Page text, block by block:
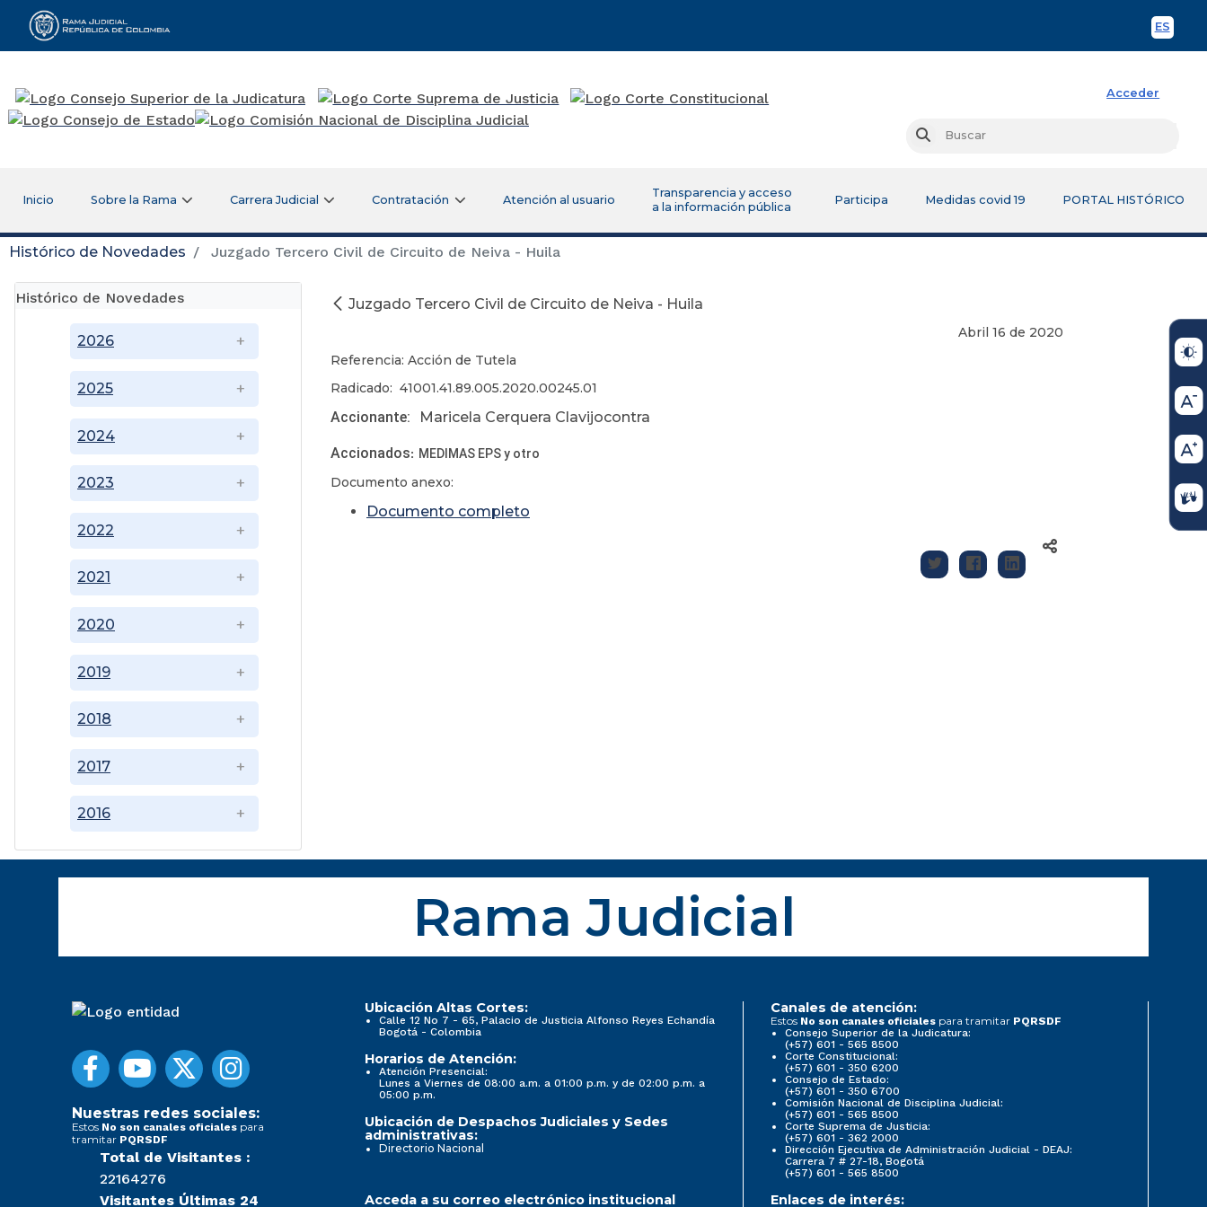
ES
Rama Judicial
Acceder
Buscar
Inicio Sobre la Rama Carrera Judicial Contratación Atención al usuario
Transparencia y acceso
a la información pública
Participa Medidas covid 19 PORTAL HISTÓRICO
Histórico de Novedades Juzgado Tercero Civil de Circuito de Neiva - Huila
Histórico de Novedades
2016
2017
2018
2019
2020
2021
2022
2023
2024
2025
2026
Juzgado Tercero Civil de Circuito de Neiva - Huila
Abril 16 de 2020
Referencia: Acción de Tutela
Radicado: 41001.41.89.005.2020.00245.01
Accionante: Maricela Cerquera Clavijocontra
Accionados: MEDIMAS EPS y otro
Documento anexo:
Documento completo
Rama Judicial
Nuestras redes sociales:
Estos No son canales oficiales para
tramitar PQRSDF
Total de Visitantes :
22164276
Visitantes Últimas 24
Ubicación Altas Cortes:
Calle 12 No 7 - 65, Palacio de Justicia Alfonso Reyes Echandía
Bogotá - Colombia
Horarios de Atención:
Atención Presencial:
Lunes a Viernes de 08:00 a.m. a 01:00 p.m. y de 02:00 p.m. a
05:00 p.m.
Ubicación de Despachos Judiciales y Sedes
administrativas:
Directorio Nacional
Canales de atención:
Estos No son canales oficiales para tramitar PQRSDF
Consejo Superior de la Judicatura:
(+57) 601 - 565 8500
Corte Constitucional:
(+57) 601 - 350 6200
Consejo de Estado:
(+57) 601 - 350 6700
Comisión Nacional de Disciplina Judicial:
(+57) 601 - 565 8500
Corte Suprema de Justicia:
(+57) 601 - 362 2000
Dirección Ejecutiva de Administración Judicial - DEAJ:
Carrera 7 # 27-18, Bogotá
(+57) 601 - 565 8500
Acceda a su correo electrónico institucional Enlaces de interés: